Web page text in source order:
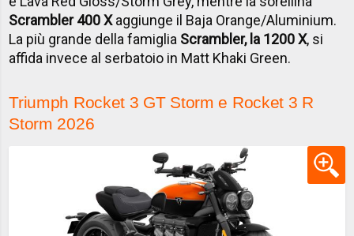
Scrambler 400 Xaggiunge il Baja Orange/Aluminium.
La più grande della famiglia Scrambler, la 1200 X, si
affida invece al serbatoio in Matt Khaki Green.
Triumph Rocket 3 GT Storm e Rocket 3 R
Storm 2026